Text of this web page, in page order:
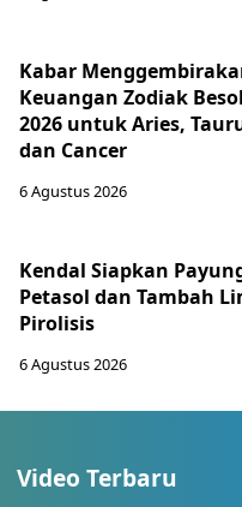
Kabar
Keuangan Zodiak
2026 untuk Aries,
dan Cancer
6 Agustus 2026
Kendal Siapkan
Petasol dan Tambah
Pirolisis
6 Agustus 2026
Video Terbaru